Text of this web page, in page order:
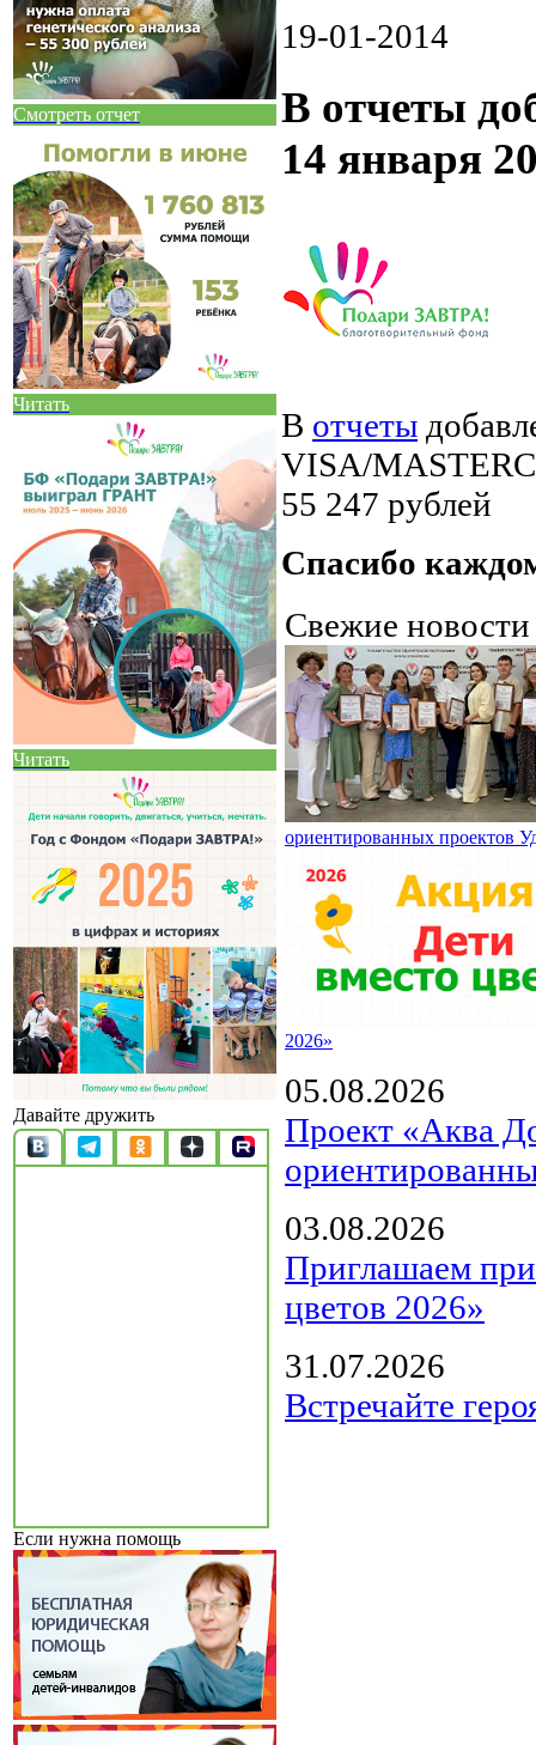
Смотреть отчет
Читать
Читать
Давайте дружить
Если нужна помощь
19-01-2014
В отчеты
14 января
В отчеты
VISA/
55 247 рублей
Спасибо
Свежие
ориентированных проектов
2026»
05.08.2026
Проект «Аква
03.08.2026
Приглашаем
цветов 2026»
31.07.2026
Встречайте